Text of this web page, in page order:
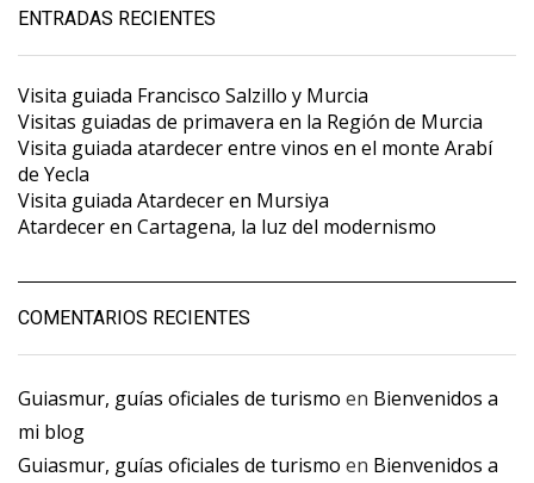
ENTRADAS RECIENTES
Visita guiada Francisco Salzillo y Murcia
Visitas guiadas de primavera en la Región de Murcia
Visita guiada atardecer entre vinos en el monte Arabí
de Yecla
Visita guiada Atardecer en Mursiya
Atardecer en Cartagena, la luz del modernismo
COMENTARIOS RECIENTES
Guiasmur, guías oficiales de turismo en Bienvenidos a
mi blog
Guiasmur, guías oficiales de turismo en Bienvenidos a